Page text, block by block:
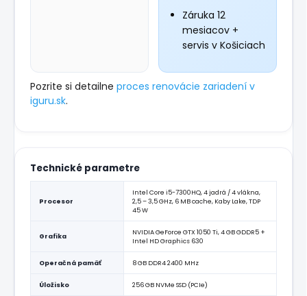
Záruka 12
mesiacov +
servis v Košiciach
Pozrite si detailne proces renovácie zariadení v
iguru.sk.
Technické parametre
Procesor
Intel Core i5-7300HQ, 4 jadrá / 4 vlákna,
2,5 – 3,5 GHz, 6 MB cache, Kaby Lake, TDP
45 W
Grafika
NVIDIA GeForce GTX 1050 Ti, 4 GB GDDR5 +
Intel HD Graphics 630
Operačná pamäť 8 GB DDR4 2400 MHz
Úložisko 256 GB NVMe SSD (PCIe)